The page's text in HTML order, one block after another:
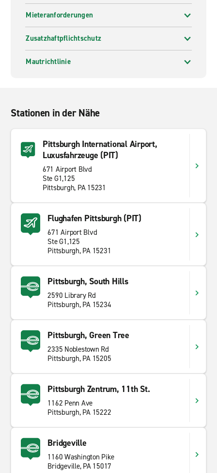
Mieteranforderungen
Zusatzhaftpflichtschutz
Mautrichtlinie
Stationen in der Nähe
Pittsburgh International Airport,
Luxusfahrzeuge (PIT)
671 Airport Blvd
Ste G1,125
Pittsburgh, PA 15231
Flughafen Pittsburgh (PIT)
671 Airport Blvd
Ste G1,125
Pittsburgh, PA 15231
Pittsburgh, South Hills
2590 Library Rd
Pittsburgh, PA 15234
Pittsburgh, Green Tree
2335 Noblestown Rd
Pittsburgh, PA 15205
Pittsburgh Zentrum, 11th St.
1162 Penn Ave
Pittsburgh, PA 15222
Bridgeville
1160 Washington Pike
Bridgeville, PA 15017